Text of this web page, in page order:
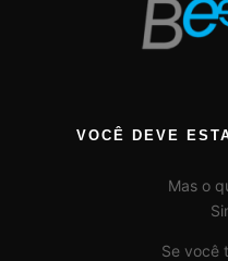
VOCÊ DEVE
Mas o
Se você